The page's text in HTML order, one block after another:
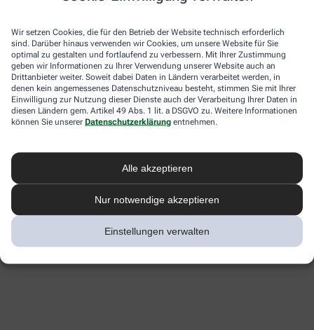
Wir setzen Cookies, die für den Betrieb der Website technisch erforderlich
sind. Darüber hinaus verwenden wir Cookies, um unsere Website für Sie
optimal zu gestalten und fortlaufend zu verbessern. Mit Ihrer Zustimmung
geben wir Informationen zu Ihrer Verwendung unserer Website auch an
Drittanbieter weiter. Soweit dabei Daten in Ländern verarbeitet werden, in
denen kein angemessenes Datenschutzniveau besteht, stimmen Sie mit Ihrer
Einwilligung zur Nutzung dieser Dienste auch der Verarbeitung Ihrer Daten in
diesen Ländern gem. Artikel 49 Abs. 1 lit. a DSGVO zu. Weitere Informationen
können Sie unserer Datenschutzerklärung entnehmen.
Alle akzeptieren
Nur notwendige akzeptieren
Einstellungen verwalten